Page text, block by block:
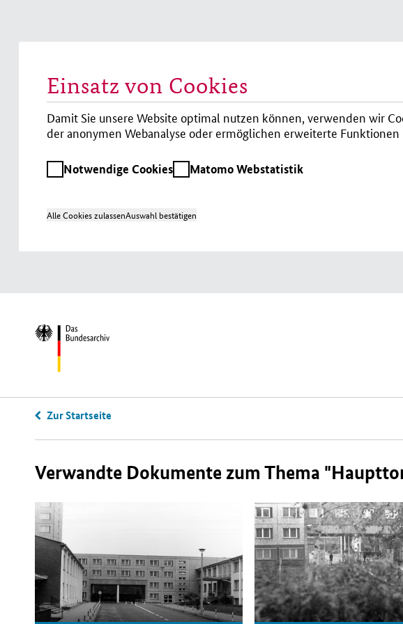
Einsatz von Cookies
Damit Sie unsere Website optimal nutzen können, verwenden wir
der anonymen Webanalyse oder ermöglichen erweiterte Funktionen
Notwendige
Notwendige CookiesMatomo
Matomo Webstatistik
Alle Cookies zulassenAuswahl bestätigen
Zur Startseite
Verwandte Dokumente zum Thema